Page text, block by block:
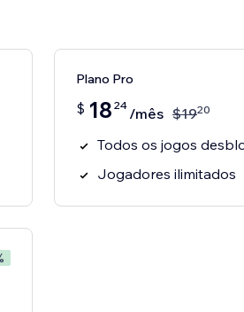
Plano Pro
$ 18 24 /mês $1920
Todos os jogos
Jogadores ilimitados